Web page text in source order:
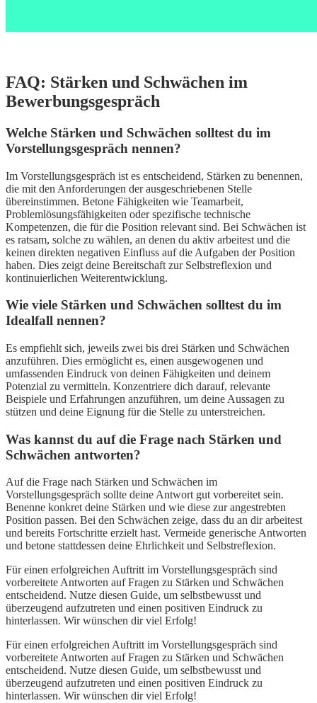
FAQ: Stärken und Schwächen im
Bewerbungsgespräch
Welche Stärken und Schwächen solltest du im
Vorstellungsgespräch nennen?
Im Vorstellungsgespräch ist es entscheidend, Stärken zu benennen,
die mit den Anforderungen der ausgeschriebenen Stelle
übereinstimmen. Betone Fähigkeiten wie Teamarbeit,
Problemlösungsfähigkeiten oder spezifische technische
Kompetenzen, die für die Position relevant sind. Bei Schwächen ist
es ratsam, solche zu wählen, an denen du aktiv arbeitest und die
keinen direkten negativen Einfluss auf die Aufgaben der Position
haben. Dies zeigt deine Bereitschaft zur Selbstreflexion und
kontinuierlichen Weiterentwicklung.
Wie viele Stärken und Schwächen solltest du im
Idealfall nennen?
Es empfiehlt sich, jeweils zwei bis drei Stärken und Schwächen
anzuführen. Dies ermöglicht es, einen ausgewogenen und
umfassenden Eindruck von deinen Fähigkeiten und deinem
Potenzial zu vermitteln. Konzentriere dich darauf, relevante
Beispiele und Erfahrungen anzuführen, um deine Aussagen zu
stützen und deine Eignung für die Stelle zu unterstreichen.
Was kannst du auf die Frage nach Stärken und
Schwächen antworten?
Auf die Frage nach Stärken und Schwächen im
Vorstellungsgespräch sollte deine Antwort gut vorbereitet sein.
Benenne konkret deine Stärken und wie diese zur angestrebten
Position passen. Bei den Schwächen zeige, dass du an dir arbeitest
und bereits Fortschritte erzielt hast. Vermeide generische Antworten
und betone stattdessen deine Ehrlichkeit und Selbstreflexion.
Für einen erfolgreichen Auftritt im Vorstellungsgespräch sind
vorbereitete Antworten auf Fragen zu Stärken und Schwächen
entscheidend. Nutze diesen Guide, um selbstbewusst und
überzeugend aufzutreten und einen positiven Eindruck zu
hinterlassen. Wir wünschen dir viel Erfolg!
Für einen erfolgreichen Auftritt im Vorstellungsgespräch sind
vorbereitete Antworten auf Fragen zu Stärken und Schwächen
entscheidend. Nutze diesen Guide, um selbstbewusst und
überzeugend aufzutreten und einen positiven Eindruck zu
hinterlassen. Wir wünschen dir viel Erfolg!